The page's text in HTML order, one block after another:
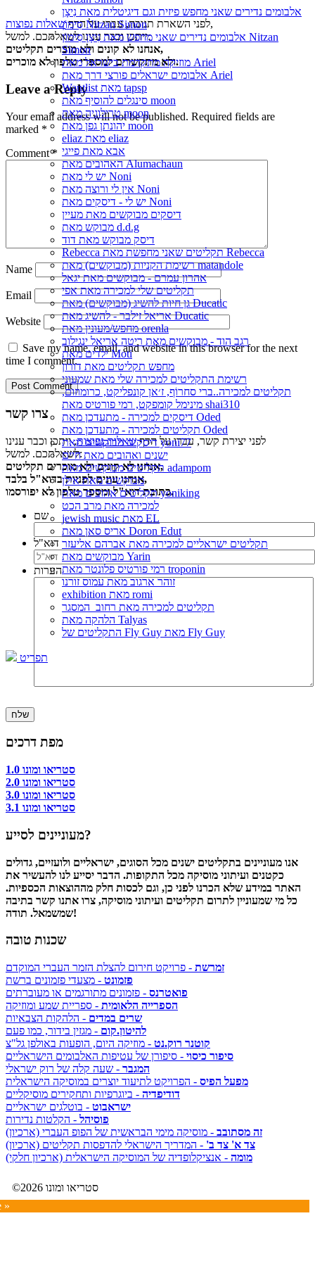
אלבומים נדירים שאני מחפש פיזית וגם דיגיטלית מאת נִיצָן
סִימוֹן Nitzan Simon
אלבומים נדירים שאני מחפש מאת נִיצָן סִימוֹן Nitzan
Simon
מוזיקה מתקדמת בישראל מאת Ariel
אלבומים ישראלים פורצי דרך מאת Ariel
Wantlist מאת tapsp
סינגלים להוסיף מאת moon
טרילוגיה מאת moon
יהונתן גפן מאת moon
eliaz מאת eliaz
אבא מאת פייגי
האהובים מאת Alumachaun
יש לי מאת Noni
אין לי ורוצה מאת Noni
יש לי - דיסקים מאת Noni
דיסקים מבוקשים מאת מעיין
מבוקש מאת d.d.g
דיסק מבוקש מאת דוד
Rebecca תקליטים שאני מחפשת מאת Rebecca
רשימת הקניות (מבוקשים) מאת matandole
אהרון עמרם - מבוקשים מאת יגאל
תקליטים שלי למכירה מאת אפי
גן חיות להשיג (מבוקשים) מאת Ducatic
אריאל זילבר - להשיג מאת Ducatic
מחפש/מעונין מאת orenla
רגב הוד - מבוקשים מאת ריטה אריאל ינגילוב
ילדים מאת Moti
מחפש תקליטים מאת דורון
רשימת התקליטים למכירה שלי מאת שמעוני
תקליטים למכירה..ברי סחרוֹף, ז׳אן קונפליקט, כרומוזום,
מינימל קומפקט, רמי פורטיס מאת shai310
דיסקים למכירה - מתעדכן מאת Oded
תקליטים למכירה - מתעדכן מאת Oded
דיסקים מבוקשים מאת yoni77
ישנים ואהובים מאת חיים
תקליטים מבוקשים מאת adampom
מבוקשים מאת אילן
תקליטים אהובים מאת yoniking
למכירה מאת מרב הכט
jewish music מאת EL
אריס סאן מאת Doron Edut
תקליטים ישראליים למכירה מאת אברהם אליעזר
מבוקשים מאת Yarin
רמי פורטיס פלונטר מאת troponin
זוהר ארגוב מאת עמוס זורנו
exhibition מאת romi
תקליטים למכירה מאת רחוב_המסגר
הלהקה מאת Talyas
התקליטים של Fly Guy מאת Fly Guy
תפריט
לפני השארת תגובה, עברו על הדףשאלות נפוצות
,
ייתכן וכבר ענינו לשאלתכם. למשל:
אנחנו לא קונים ולא מוכרים תקליטים,
ולא מתקשרים למספרי טלפון לא מוכרים.
Leave a Reply
Your email address will not be published. Required fields are
marked *
Comment*
Name
Email
Website
Save my name, email, and website in this browser for the next
time I comment.
צרו קשר
לפני יצירת קשר, עברו על הדףשאלות נפוצות, ייתכן וכבר ענינו
לשאלתכם. למשל:
אנחנו לא קונים ולא מוכרים תקליטים,
אנחנו עונים לפניות בדוא"ל בלבד,
כתובת דוא"ל ומספר טלפון לא יפורסמו.
שם
דוא"ל
הערות
מפת דרכים
סטריאו ומונו 1.0
סטריאו ומונו 2.0
סטריאו ומונו 3.0
סטריאו ומונו 3.1
מעוניינים לסייע?
אנו מעוניינים בתקליטים ישנים מכל הסוגים, ישראליים ולועזיים, גדולים
כקטנים ועיתוני מוסיקה מכל התקופות. הדבר יסייע לנו להעשיר את
האתר במידע שלא הכרנו לפני כן, וגם לכסות חלק מההוצאות הכספיות.
כל מי שמעוניין לתרום תקליטים ועיתוני מוסיקה, צרו אתנו קשר בתיבה
שמשמאל. תודה!
שכנות טובה
זמרשת - פרויקט חירום להצלת הזמר העברי המוקדם
פזמונט - מצעדי פזמונים ברשת
פואטרנס - פזמונים מתורגמים או מעוברתים
הספרייה הלאומית - ספריית שמע ומוזיקה
שרים במדים - הלהקות הצבאיות
להיטון.קום - מגזין בידור, כמו פעם
קוטנר רוק.נט - מוזיקה היום, הופעות באולפן גל"צ
סיפור כיסוי - סיפורן של עטיפות האלבומים הישראליים
המגבר - שעה קלה של רוק ישראלי
מפעל הפיס - הפרויקט לתיעוד יוצרים במוסיקה הישראלית
דודיפדיה - ביוגרפיות ותחקירים מוסיקליים
ישראבוט - בוטלגים ישראליים
פוסיהל - הקלטות נדירות
זה מסתובב - מוסיקה מימי הבראשית של הפופ העברי (ארכיון)
צד א' צד ב' - המדריך הישראלי להדפסות תקליטים (ארכיון)
מומה - אנציקלופדיה של המוסיקה הישראלית (ארכיון חלקי)
©2026 סטריאו ומונו
»